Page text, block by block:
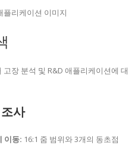
플리케이션 이미지
장 분석 및 R&D 애플리케이션에 대
사
이동: 16:1 줌 범위와 3개의 동초점